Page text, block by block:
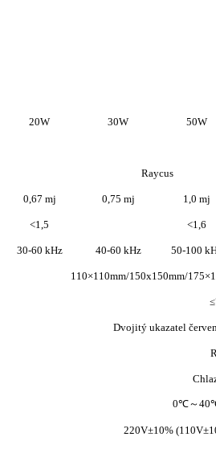
20W 30W 50W
Raycus
0,67 mj 0,75 mj 1,0 mj
<1,5 <1,6
30-60 kHz 40-60 kHz 50-100
110×110mm/150x150mm/
Dvojitý ukazatel
0℃～40℃
220V±10%